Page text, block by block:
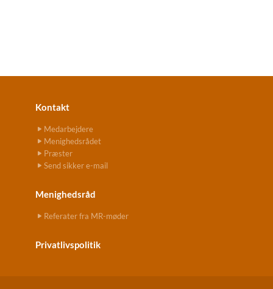
Kontakt
Medarbejdere
Menighedsrådet
Præster
Send sikker e-mail
Menighedsråd
Referater fra MR-møder
Privatlivspolitik